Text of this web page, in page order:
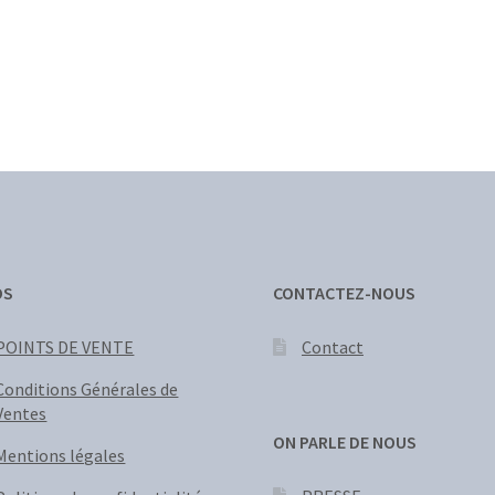
DE VENTE
Générales de
légales
CONTACTEZ-NOUS
Contact
ON PARLE DE NOUS